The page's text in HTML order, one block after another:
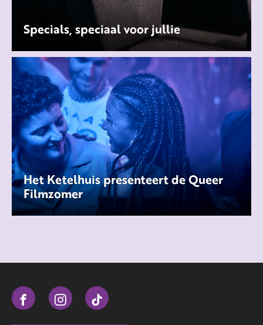
Specials, speciaal voor jullie
Het Ketelhuis presenteert de Queer
Filmzomer